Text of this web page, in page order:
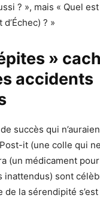
? », mais « Quel
? »
»
accidents
succès qui
it (une colle qui
(un médicament
inattendus) sont
de la sérendipité